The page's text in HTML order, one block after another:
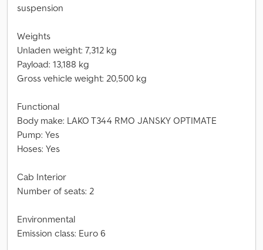
suspension
Weights
Unladen weight: 7,312 kg
Payload: 13,188 kg
Gross vehicle weight: 20,500 kg
Functional
Body make: LAKO T344 RMO JANSKY OPTIMATE
Pump: Yes
Hoses: Yes
Cab Interior
Number of seats: 2
Environmental
Emission class: Euro 6